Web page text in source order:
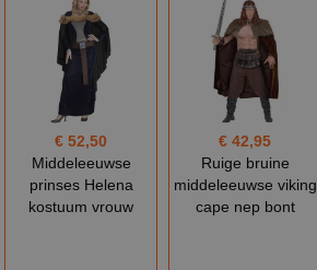
€ 52,50
Middeleeuwse
prinses Helena
kostuum vrouw
€ 42,95
Ruige bruine
middeleeuwse viking
cape nep bont